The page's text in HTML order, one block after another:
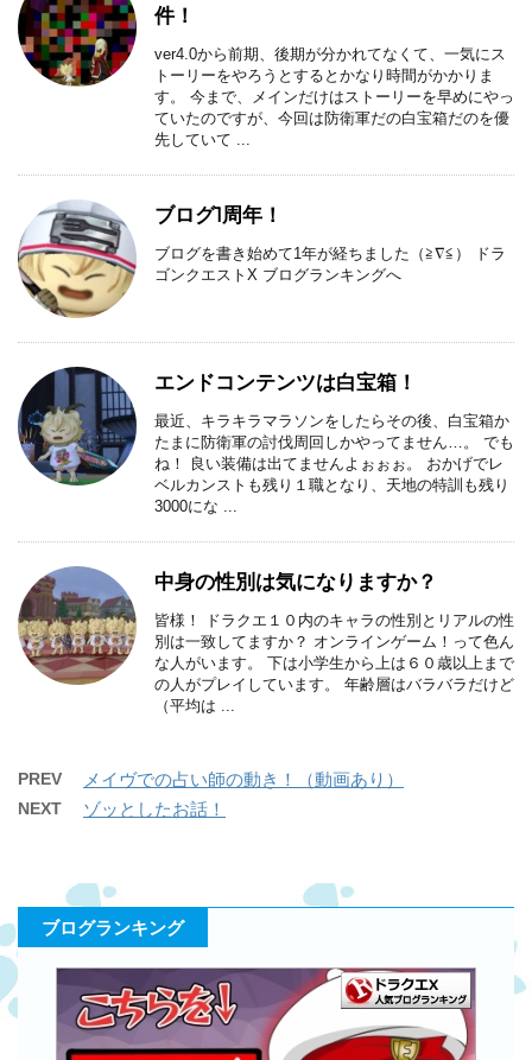
件！
ver4.0から前期、後期が分かれてなくて、一気にス
トーリーをやろうとするとかなり時間がかかりま
す。 今まで、メインだけはストーリーを早めにやっ
ていたのですが、今回は防衛軍だの白宝箱だのを優
先していて ...
ブログ1周年！
ブログを書き始めて1年が経ちました（≧∇≦） ドラ
ゴンクエストX ブログランキングへ
エンドコンテンツは白宝箱！
最近、キラキラマラソンをしたらその後、白宝箱か
たまに防衛軍の討伐周回しかやってません…。 でも
ね！ 良い装備は出てませんよぉぉぉ。 おかげでレ
ベルカンストも残り１職となり、天地の特訓も残り
3000にな ...
中身の性別は気になりますか？
皆様！ ドラクエ１０内のキャラの性別とリアルの性
別は一致してますか？ オンラインゲーム！って色ん
な人がいます。 下は小学生から上は６０歳以上まで
の人がプレイしています。 年齢層はバラバラだけど
（平均は ...
PREV メイヴでの占い師の動き！（動画あり）
NEXT ゾッとしたお話！
ブログランキング